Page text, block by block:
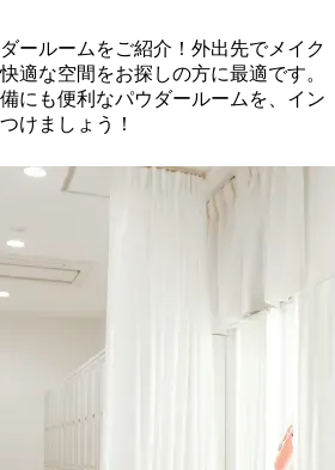
ールームをご紹介！外出先でメイク
適な空間をお探しの方に最適です。
にも便利なパウダールームを、イン
けましょう！